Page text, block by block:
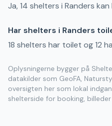
Ja, 14 shelters i Randers
Har shelters i Randers
18 shelters har toilet og 12
Oplysningerne bygger på
datakilder som GeoFA,
oversigten her som lokal
shelterside for booking,